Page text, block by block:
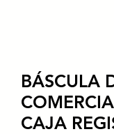
BÁSCULA
CAJA